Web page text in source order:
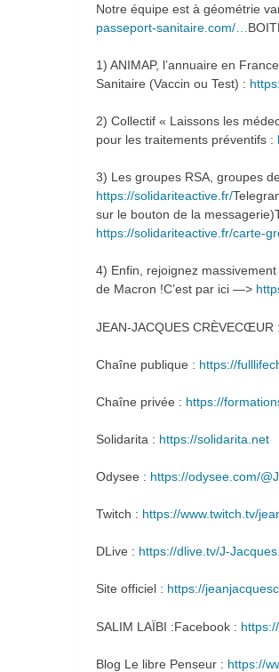
Notre équipe est à géométrie
passeport-sanitaire.com/…
1) ANIMAP, l’annuaire en
Sanitaire (Vaccin ou Test) :
2) Collectif « Laissons les
pour les traitements préventifs :
3) Les groupes RSA, groupes
https://solidariteactive.fr/
sur le bouton de la
https://solidariteactive.fr/carte-
4) Enfin, rejoignez
de Macron !C’est par ici —>
JEAN-JACQUES CRÈVECŒUR
Chaîne publique : https://
Chaîne privée : https://
Solidarita : https://solidarita.net
Odysee : https://odysee.com/
Twitch : https://www.twitch.tv/
DLive : https://dlive.tv/J-
Site officiel : https://
SALIM LAÏBI :Facebook :
Blog Le libre Penseur : https://